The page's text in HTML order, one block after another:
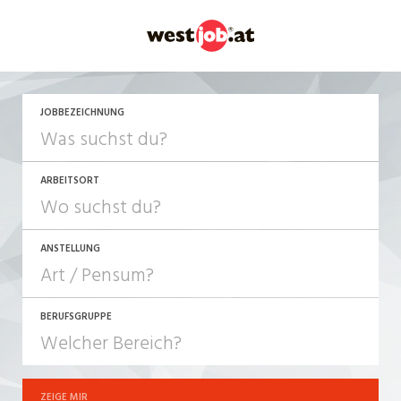
JOBBEZEICHNUNG
ARBEITSORT
ANSTELLUNG
JOB-TYP
Festanstellung
BERUFSGRUPPE
ZEIGE MIR